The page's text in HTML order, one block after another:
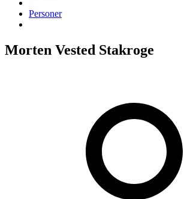
Personer
Morten Vested Stakroge